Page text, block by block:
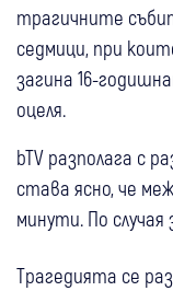
трагичните
седмици, при
загина 16-
оцеля.
bTV разполага с
става ясно, че
минути. По
Трагедията се